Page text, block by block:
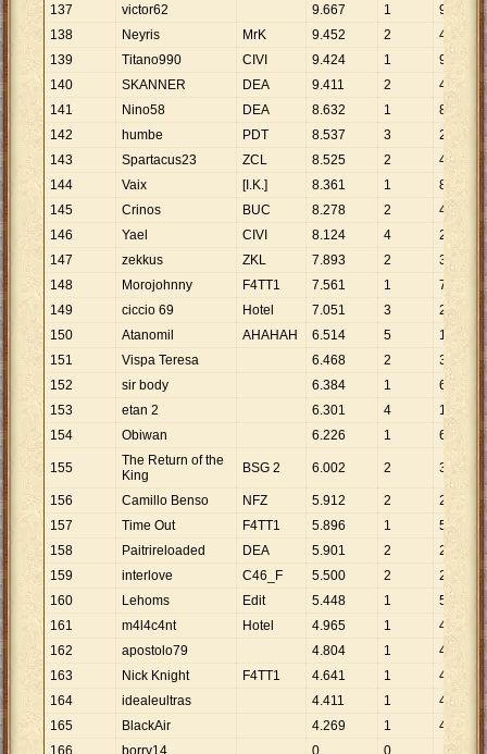
137
victor62 9.667 1 9
667
138
Neyris MrK 9.452 2 4
139
Titano990 CIVI 9.424 1 9 .424
140
SKANNER DEA 9.411 2 4 706
141
Nino58 DEA 8.632 1 8 . 632
142
humbe PDT 8.537 3 2
143
Spartacus23 ZCL 8.525 2 4 .263
144
Vaix [I.K.] 8.361 1 8
361
145
Crinos BUC 8.278 2 4 .
146
Yael CIVI 8.124 4 2
031
147
zekkus ZKL 7.893 2 3 947
148
Morojohnny F4TT1 7.561 1 7
561
149
ciccio 69 Hotel 7.051 3 2 .350
150
Atanomil AHAHAH 6.514 5 1
303
151
Vispa Teresa 6.468 2 3
152
sir body 6.384 1 6 .384
153
etan 2 6.301 4 1
575
154
Obiwan 6.226 1 6
155
The Return of the
King
BSG 2 6.002 2 3
156 Camillo Benso NFZ 5.912 2 2
956
157
Time Out F4TT1 5.896 1 5 .896
158
Paitrireloaded DEA 5.901 2 2
951
159
interlove C46_F 5.500 2 2
160
Lehoms Edit 5.448 1 5 .448
161
m4l4c4nt Hotel 4.965 1 4
965
162
apostolo79 4.804 1 4
163
Nick Knight F4TT1 4.641 1 4
641
164
idealeultras 4.411 1 4
165
BlackAir 4.269 1 4